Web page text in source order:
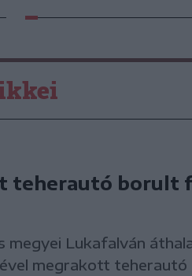
teherautó borult
megyei Lukafalván
megrakott teherautó